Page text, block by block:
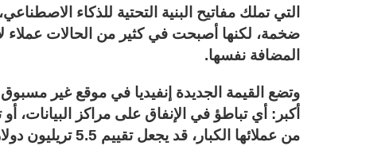
التي تملك مفاتيح البنية التحتية للذكاء
ضخمة، لكنها أصبحت في كثير من الحالات عملاء
المضافة نفسها.
وتضع القيمة الجديدة إنفيديا في موقع غير
أكبر: أي تباطؤ في الإنفاق على مراكز البيانات،
من عملائها الكبار، قد يجعل تقييم 5.5 تريليون دولار اختبارا لصمود طفرة الذكاء الاصطناعي نفسها.